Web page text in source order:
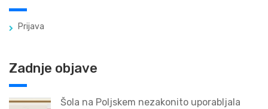
Prijava
Zadnje objave
Šola na Poljskem nezakonito uporabljala